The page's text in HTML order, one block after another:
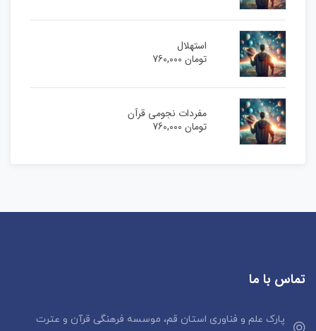
استهلال
تومان760,000
مفردات نجومی قرآن
تومان760,000
تماس با ما
پارک علم و فناوری استان قم، موسسه فرهنگی قرآن و عترت